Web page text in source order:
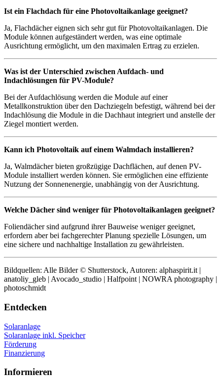
Ist ein Flachdach für eine Photovoltaikanlage geeignet?
Ja, Flachdächer eignen sich sehr gut für Photovoltaikanlagen. Die
Module können aufgeständert werden, was eine optimale
Ausrichtung ermöglicht, um den maximalen Ertrag zu erzielen.
Was ist der Unterschied zwischen Aufdach- und
Indachlösungen für PV-Module?
Bei der Aufdachlösung werden die Module auf einer
Metallkonstruktion über den Dachziegeln befestigt, während bei der
Indachlösung die Module in die Dachhaut integriert und anstelle der
Ziegel montiert werden.
Kann ich Photovoltaik auf einem Walmdach installieren?
Ja, Walmdächer bieten großzügige Dachflächen, auf denen PV-
Module installiert werden können. Sie ermöglichen eine effiziente
Nutzung der Sonnenenergie, unabhängig von der Ausrichtung.
Welche Dächer sind weniger für Photovoltaikanlagen geeignet?
Foliendächer sind aufgrund ihrer Bauweise weniger geeignet,
erfordern aber bei fachgerechter Planung spezielle Lösungen, um
eine sichere und nachhaltige Installation zu gewährleisten.
Bildquellen: Alle Bilder © Shutterstock, Autoren: alphaspirit.it |
anatoliy_gleb | Avocado_studio | Halfpoint | NOWRA photography |
photoschmidt
Entdecken
Solaranlage
Solaranlage inkl. Speicher
Förderung
Finanzierung
Informieren